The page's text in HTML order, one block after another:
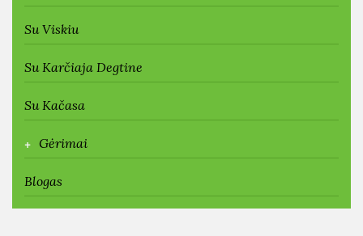
Su Viskiu
Su Karčiaja Degtine
Su Kačasa
+ Gėrimai
Blogas